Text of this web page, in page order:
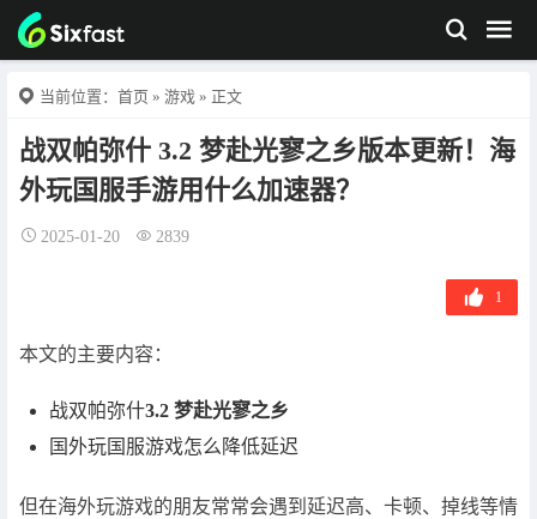
当前位置： 首页 » 游戏 » 正文
战双帕弥什 3.2 梦赴光寥之乡版本更新！海
外玩国服手游用什么加速器？
2025-01-20 2839
1
本文的主要内容：
战双帕弥什3.2 梦赴光寥之乡
国外玩国服游戏怎么降低延迟
但在海外玩游戏的朋友常常会遇到延迟高、卡顿、掉线等情